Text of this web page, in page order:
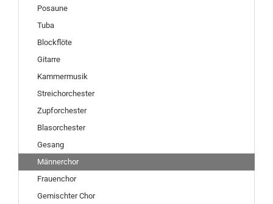
Posaune
Tuba
Blockflöte
Gitarre
Kammermusik
Streichorchester
Zupforchester
Blasorchester
Gesang
Männerchor
Frauenchor
Gemischter Chor